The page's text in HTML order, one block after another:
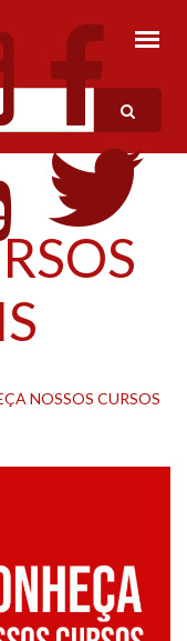
NOSSOS CURSOS